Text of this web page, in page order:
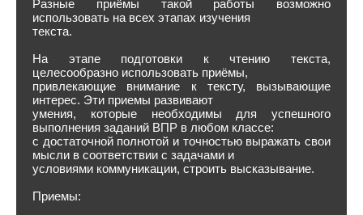
Разные приёмы такой работы возможно
использовать на всех этапах изучения
текста.
На этапе подготовки к чтению текста,
целесообразно использовать приёмы,
привлекающие внимание к тексту, вызывающие
интерес. Эти приемы развивают
умения, которые необходимы для успешного
выполнения заданий ВПР в любом классе:
с достаточной полнотой и точностью выражать свои
мысли в соответствии с задачами и
условиями коммуникации, строить высказывание.
Приемы: